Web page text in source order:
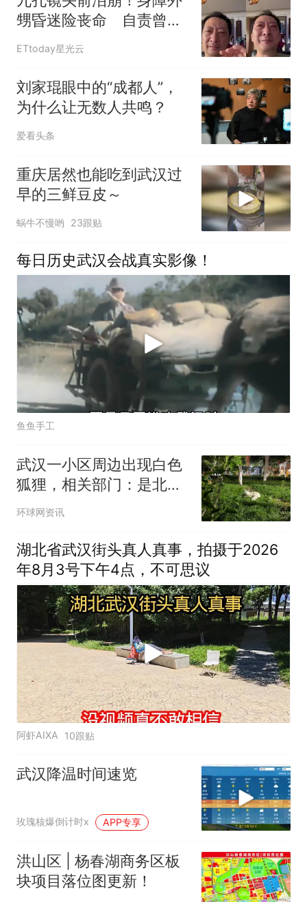
甥昏迷险丧命 自责曾闪
过「别救了」念头
ETtoday星光云
刘家琨眼中的“成都人”，
为什么让无数人共鸣？
爱看头条
重庆居然也能吃到武汉过
早的三鲜豆皮～
蜗牛不慢哟 23跟贴
每日历史武汉会战真实影像！
鱼鱼手工
武汉一小区周边出现白色
狐狸，相关部门：是北极
狐，并非国家野生保护动
“异宠”
环球网资讯
湖北省武汉街头真人真事，拍摄于2026
年8月3号下午4点，不可思议
阿虾AIXA 10跟贴
武汉降温时间速览
玫瑰核爆倒计时x APP专享
洪山区 | 杨春湖商务区板
块项目落位图更新！